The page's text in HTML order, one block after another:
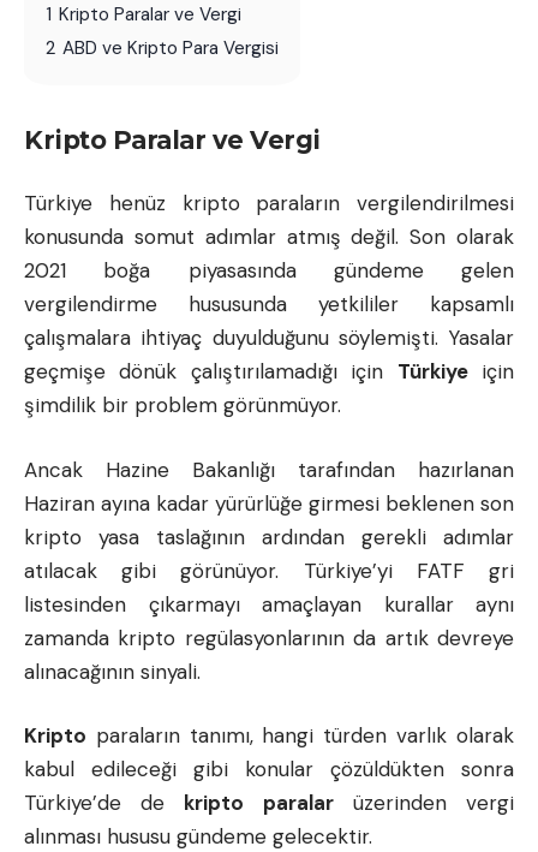
1 Kripto Paralar ve Vergi
2 ABD ve Kripto Para Vergisi
Kripto Paralar ve Vergi
Türkiye henüz kripto paraların vergilendirilmesi
konusunda somut adımlar atmış değil. Son olarak
2021 boğa piyasasında gündeme gelen
vergilendirme hususunda yetkililer kapsamlı
çalışmalara ihtiyaç duyulduğunu söylemişti. Yasalar
geçmişe dönük çalıştırılamadığı için Türkiyeiçin
şimdilik bir problem görünmüyor.
Ancak Hazine Bakanlığı tarafından hazırlanan
Haziran ayına kadar yürürlüğe girmesi beklenen son
kripto yasa taslağının ardından gerekli adımlar
atılacak gibi görünüyor. Türkiye’yi FATF gri
listesinden çıkarmayı amaçlayan kurallar aynı
zamanda kripto regülasyonlarının da artık devreye
alınacağının sinyali.
Kripto paraların tanımı, hangi türden varlık olarak
kabul edileceği gibi konular çözüldükten sonra
Türkiye’de de kripto paralarüzerinden vergi
alınması hususu gündeme gelecektir.